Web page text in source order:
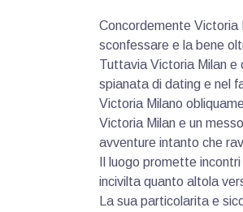
Concordemente Victoria
sconfessare e la bene
Tuttavia Victoria Milan e
spianata di dating e nel
Victoria Milano
Victoria Milan e un
avventure intanto che
Il luogo promette
incivilta quanto altola
La sua particolarita e